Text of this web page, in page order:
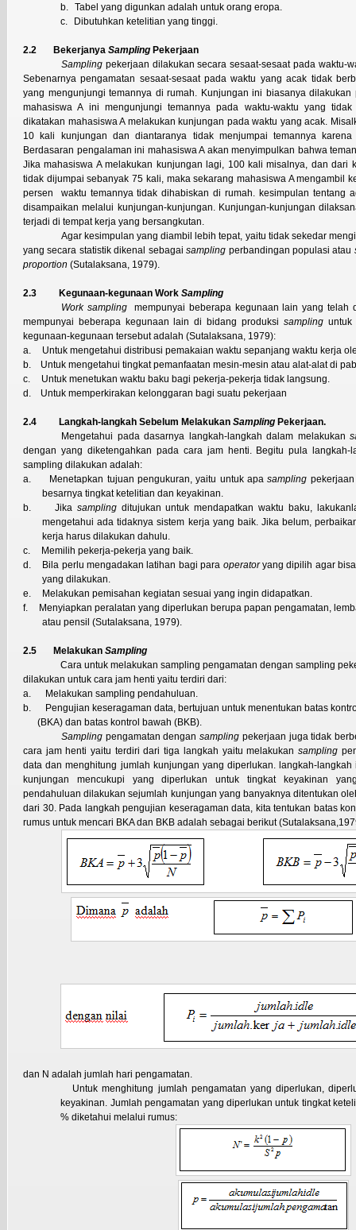
b. Tabel yang digunkan adalah untuk orang eropa.
c.
Dibutuhkan ketelitian yang tinggi.
2.2 Bekerjanya Sampling Pekerjaan
Sampling pekerjaan dilakukan secara sesaat-sesaat pada waktu-
Sebenarnya pengamatan sesaat-sesaat pada waktu yang acak tidak
yang mengunjungi temannya di rumah. Kunjungan ini biasanya
mahasiswa A ini mengunjungi temannya pada waktu-waktu yang
dikatakan mahasiswa A melakukan kunjungan pada waktu yang acak.
10 kali kunjungan dan diantaranya tidak menjumpai temannya
Berdasaran pengalaman ini mahasiswa A akan menyimpulkan bahwa
Jika mahasiswa A melakukan kunjungan lagi, 100 kali misalnya, dan dari
tidak dijumpai sebanyak 75 kali, maka sekarang mahasiswa A mengambil
persen waktu temannya tidak dihabiskan di rumah. kesimpulan tentang
disampaikan melalui kunjungan-kunjungan. Kunjungan-kunjungan
terjadi di tempat kerja yang bersangkutan.
Agar kesimpulan yang diambil lebih tepat, yaitu tidak sekedar
yang secara statistik dikenal sebagaisampling perbandingan populasi atau
proportion (Sutalaksana, 1979).
2.3 Kegunaan-kegunaan Work Sampling
Work samplingmempunyai beberapa kegunaan lain yang telah
mempunyai beberapa kegunaan lain di bidang produksi samplinguntuk
kegunaan-kegunaan tersebut adalah (Sutalaksana, 1979):
a.
Untuk mengetahui distribusi pemakaian waktu sepanjang waktu kerja
b.
Untuk mengetahui tingkat pemanfaatan mesin-mesin atau alat-alat di
c.
Untuk menetukan waktu baku bagi pekerja-pekerja tidak langsung.
d.
Untuk memperkirakan kelonggaran bagi suatu pekerjaan
2.4 Langkah-langkah Sebelum Melakukan Sampling Pekerjaan.
Mengetahui pada dasarnya langkah-langkah dalam melakukan
dengan yang diketengahkan pada cara jam henti. Begitu pula langkah-
sampling dilakukan adalah:
a.
Menetapkan tujuan pengukuran, yaitu untuk apasampling
besarnya tingkat ketelitian dan keyakinan.
b.
Jika samplingditujukan untuk mendapatkan waktu baku,
mengetahui ada tidaknya sistem kerja yang baik. Jika belum,
kerja harus dilakukan dahulu.
c.
Memilih pekerja-pekerja yang baik.
d.
Bila perlu mengadakan latihan bagi para operatoryang dipilih agar
yang dilakukan.
e.
Melakukan pemisahan kegiatan sesuai yang ingin didapatkan.
f.
Menyiapkan peralatan yang diperlukan berupa papan pengamatan,
atau pensil (Sutalaksana, 1979).
2.5 Melakukan Sampling
Cara untuk melakukan sampling pengamatan dengan sampling
dilakukan untuk cara jam henti yaitu terdiri dari:
a.
Melakukan sampling pendahuluan.
b.
Pengujian keseragaman data, bertujuan untuk menentukan batas
(BKA) dan batas kontrol bawah (BKB).
Sampling pengamatan dengansampling pekerjaan juga tidak
cara jam henti yaitu terdiri dari tiga langkah yaitu melakukan sampling
data dan menghitung jumlah kunjungan yang diperlukan. langkah-
kunjungan mencukupi yang diperlukan untuk tingkat keyakinan
pendahuluan dilakukan sejumlah kunjungan yang banyaknya ditentukan
dari 30. Pada langkah pengujian keseragaman data, kita tentukan batas
rumus untuk mencari BKA dan BKB adalah sebagai berikut
dan N adalah jumlah hari pengamatan.
Untuk menghitung jumlah pengamatan yang diperlukan,
keyakinan. Jumlah pengamatan yang diperlukan untuk tingkat
% diketahui melalui rumus: